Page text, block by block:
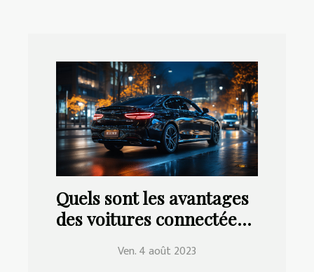
Quels sont les avantages
des voitures connectées
Ven. 4 août 2023